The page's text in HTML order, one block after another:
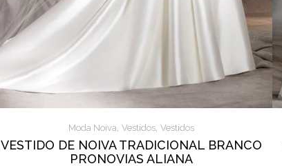
Moda Noiva, Vestidos, Vestidos
VESTIDO DE NOIVA TRADICIONAL BRANCO
PRONOVIAS ALIANA